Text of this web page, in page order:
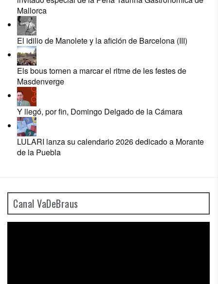
Mallorca
El idilio de Manolete y la afición de Barcelona (III)
Els bous tornen a marcar el ritme de les festes de
Masdenverge
Y llegó, por fin, Domingo Delgado de la Cámara
LULARI lanza su calendario 2026 dedicado a Morante
de la Puebla
Canal VaDeBraus